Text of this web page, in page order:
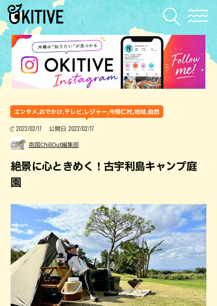
エンタメ,おでかけ,テレビ,レジャー,今帰仁村,地域,自然
2022/02/17 公開日 2022/02/17
南国ChillOut編集部
絶景に心ときめく！古宇利島キャンプ庭
園